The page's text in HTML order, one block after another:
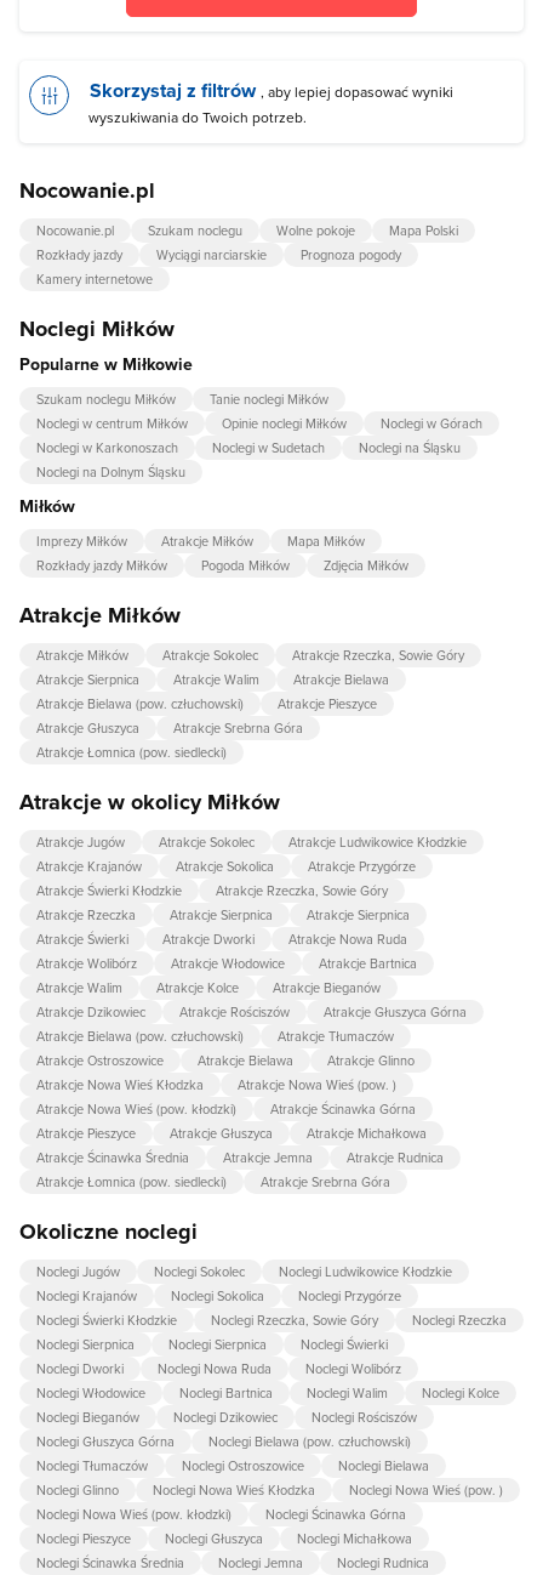
Skorzystaj z filtrów , aby lepiej dopasować wyniki
wyszukiwania do Twoich potrzeb.
Nocowanie.pl
Nocowanie.pl Szukam noclegu Wolne pokoje
Mapa Polski
Rozkłady jazdy
Wyciągi narciarskie
Prognoza pogody
Kamery internetowe
Noclegi Miłków
Popularne w Miłkowie
Szukam noclegu Miłków
Tanie noclegi Miłków
Noclegi w centrum Miłków
Opinie noclegi Miłków
Noclegi w Górach
Noclegi w Karkonoszach
Noclegi w Sudetach
Noclegi na Śląsku
Noclegi na Dolnym Śląsku
Miłków
Imprezy Miłków Atrakcje Miłków
Mapa Miłków
Rozkłady jazdy Miłków
Pogoda Miłków Zdjęcia Miłków
Atrakcje Miłków
Atrakcje Miłków Atrakcje Sokolec
Atrakcje Rzeczka, Sowie Góry
Atrakcje Sierpnica
Atrakcje Walim
Atrakcje Bielawa
Atrakcje Bielawa (pow. człuchowski)
Atrakcje Pieszyce
Atrakcje Głuszyca
Atrakcje Srebrna Góra
Atrakcje Łomnica (pow. siedlecki)
Atrakcje w okolicy Miłków
Atrakcje Jugów Atrakcje Sokolec
Atrakcje Ludwikowice Kłodzkie
Atrakcje Krajanów
Atrakcje Sokolica
Atrakcje Przygórze
Atrakcje Świerki Kłodzkie
Atrakcje Rzeczka, Sowie Góry
Atrakcje Rzeczka
Atrakcje Sierpnica
Atrakcje Sierpnica
Atrakcje Świerki
Atrakcje Dworki
Atrakcje Nowa Ruda
Atrakcje Wolibórz
Atrakcje Włodowice
Atrakcje Bartnica
Atrakcje Walim
Atrakcje Kolce
Atrakcje Bieganów
Atrakcje Dzikowiec
Atrakcje Rościszów
Atrakcje Głuszyca Górna
Atrakcje Bielawa (pow. człuchowski)
Atrakcje Tłumaczów
Atrakcje Ostroszowice
Atrakcje Bielawa
Atrakcje Glinno
Atrakcje Nowa Wieś Kłodzka
Atrakcje Nowa Wieś (pow. )
Atrakcje Nowa Wieś (pow. kłodzki)
Atrakcje Ścinawka Górna
Atrakcje Pieszyce
Atrakcje Głuszyca
Atrakcje Michałkowa
Atrakcje Ścinawka Średnia
Atrakcje Jemna
Atrakcje Rudnica
Atrakcje Łomnica (pow. siedlecki)
Atrakcje Srebrna Góra
Okoliczne noclegi
Noclegi Jugów Noclegi Sokolec
Noclegi Ludwikowice Kłodzkie
Noclegi Krajanów
Noclegi Sokolica
Noclegi Przygórze
Noclegi Świerki Kłodzkie
Noclegi Rzeczka, Sowie Góry
Noclegi Rzeczka
Noclegi Sierpnica
Noclegi Sierpnica
Noclegi Świerki
Noclegi Dworki
Noclegi Nowa Ruda
Noclegi Wolibórz
Noclegi Włodowice
Noclegi Bartnica Noclegi Walim
Noclegi Kolce
Noclegi Bieganów
Noclegi Dzikowiec
Noclegi Rościszów
Noclegi Głuszyca Górna
Noclegi Bielawa (pow. człuchowski)
Noclegi Tłumaczów
Noclegi Ostroszowice
Noclegi Bielawa
Noclegi Glinno
Noclegi Nowa Wieś Kłodzka
Noclegi Nowa Wieś (pow. )
Noclegi Nowa Wieś (pow. kłodzki)
Noclegi Ścinawka Górna
Noclegi Pieszyce
Noclegi Głuszyca
Noclegi Michałkowa
Noclegi Ścinawka Średnia
Noclegi Jemna
Noclegi Rudnica